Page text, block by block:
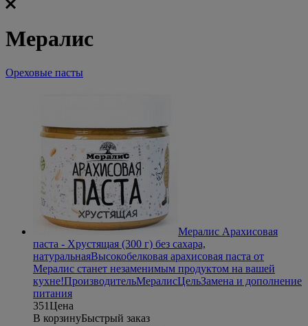
Мералис
Ореховые пасты
Мералис Арахисовая
паста - Хрустящая (300 г) без сахара,
натуральнаяВысокобелковая арахисовая паста от
Мералис станет незаменимым продуктом на вашей
кухне!ПроизводительМералисЦельЗамена и дополнение
питания
351Цена
В корзинуБыстрый заказ